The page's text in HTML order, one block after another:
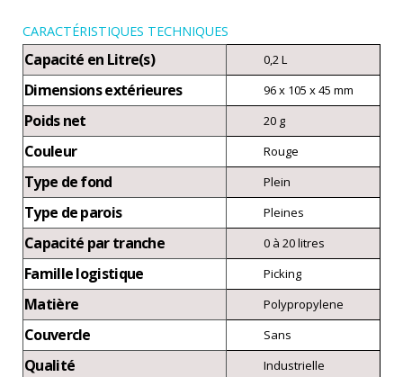
CARACTÉRISTIQUES TECHNIQUES
Capacité en Litre(s) 0,2 L
Dimensions extérieures 96 x 105 x 45 mm
Poids net 20 g
Couleur Rouge
Type de fond Plein
Type de parois Pleines
Capacité par tranche 0 à 20 litres
Famille logistique Picking
Matière Polypropylene
Couvercle Sans
Qualité Industrielle